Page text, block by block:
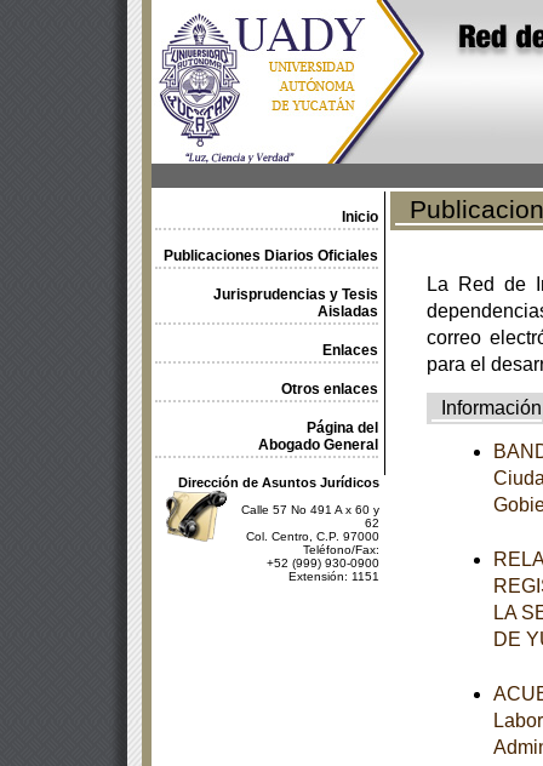
Inicio
Publicaciones Diarios Oficiales
Jurisprudencias y Tesis
Aisladas
Enlaces
Otros enlaces
Página del
Abogado General
Dirección de Asuntos Jurídicos
Calle 57 No 491 A x 60 y
62
Col. Centro, C.P. 97000
Teléfono/Fax:
+52 (999) 930-0900
Extensión: 1151
La Red de
correo
para el
Información
LA
DE